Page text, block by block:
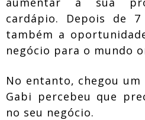
cardápio. Depois de
também a
negócio para o mundo
No entanto, chegou
Gabi percebeu que
no seu negócio.